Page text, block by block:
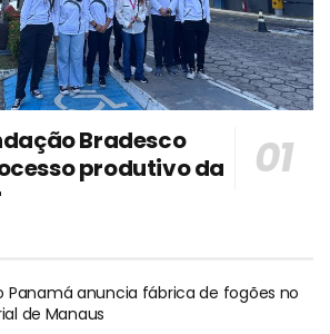
Bradesco
produtivo da
Panamá anuncia fábrica de fogões no
de Manaus